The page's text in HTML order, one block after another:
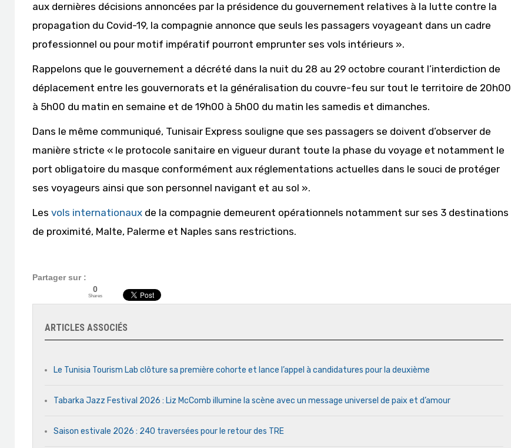
aux dernières décisions annoncées par la présidence du gouvernement relatives à la lutte contre la
propagation du Covid-19, la compagnie annonce que seuls les passagers voyageant dans un cadre
professionnel ou pour motif impératif pourront emprunter ses vols intérieurs ».
Rappelons que le gouvernement a décrété dans la nuit du 28 au 29 octobre courant l’interdiction de
déplacement entre les gouvernorats et la généralisation du couvre-feu sur tout le territoire de 20h00
à 5h00 du matin en semaine et de 19h00 à 5h00 du matin les samedis et dimanches.
Dans le même communiqué, Tunisair Express souligne que ses passagers se doivent d’observer de
manière stricte « le protocole sanitaire en vigueur durant toute la phase du voyage et notamment le
port obligatoire du masque conformément aux réglementations actuelles dans le souci de protéger
ses voyageurs ainsi que son personnel navigant et au sol ».
Les vols internationaux de la compagnie demeurent opérationnels notamment sur ses 3 destinations
de proximité, Malte, Palerme et Naples sans restrictions.
Partager sur :
0
Shares
ARTICLES ASSOCIÉS
Le Tunisia Tourism Lab clôture sa première cohorte et lance l’appel à candidatures pour la deuxième
Tabarka Jazz Festival 2026 : Liz McComb illumine la scène avec un message universel de paix et d’amour
Saison estivale 2026 : 240 traversées pour le retour des TRE